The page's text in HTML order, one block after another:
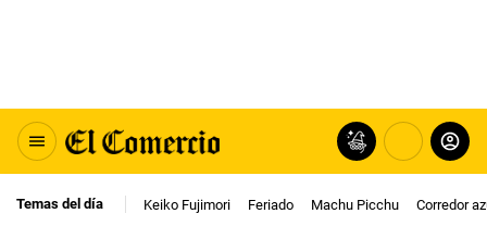
Temas del día Keiko Fujimori Feriado Machu Picchu Corredor